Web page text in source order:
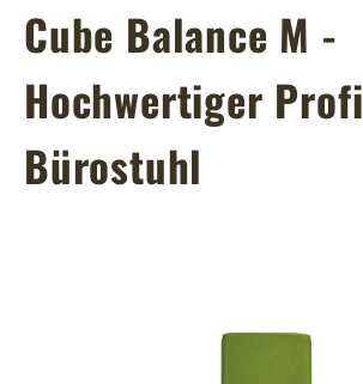
Cube Balance M -
Hochwertiger Profi
Bürostuhl